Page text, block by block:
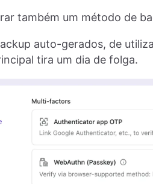
também um método de
auto-gerados, de
tira um dia de folga.